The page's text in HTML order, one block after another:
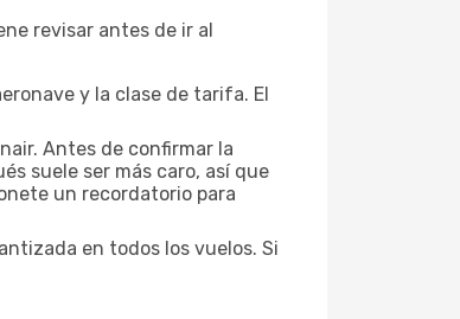
revisar antes de ir al
y la clase de tarifa. El
Antes de confirmar la
suele ser más caro, así que
un recordatorio para
en todos los vuelos. Si